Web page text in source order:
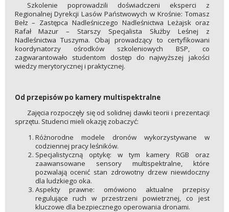
Szkolenie poprowadzili doświadczeni eksperci z
Regionalnej Dyrekcji Lasów Państwowych w Krośnie: Tomasz
Bełz – Zastępca Nadleśniczego Nadleśnictwa Leżajsk oraz
Rafał Mazur – Starszy Specjalista Służby Leśnej z
Nadleśnictwa Tuszyma. Obaj prowadzący to certyfikowani
koordynatorzy ośrodków szkoleniowych BSP, co
zagwarantowało studentom dostęp do najwyższej jakości
wiedzy merytorycznej i praktycznej.
Od przepisów po kamery multispektralne
Zajęcia rozpoczęły się od solidnej dawki teorii i prezentacji
sprzętu. Studenci mieli okazję zobaczyć:
Różnorodne modele dronów wykorzystywane w
codziennej pracy leśników.
Specjalistyczną optykę: w tym kamery RGB oraz
zaawansowane sensory multispektralne, które
pozwalają ocenić stan zdrowotny drzew niewidoczny
dla ludzkiego oka.
Aspekty prawne: omówiono aktualne przepisy
regulujące ruch w przestrzeni powietrznej, co jest
kluczowe dla bezpiecznego operowania dronami.